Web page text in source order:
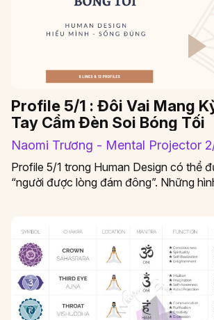
Profile 5/1 : Đôi Vai Mang
Tay Cầm Đèn Soi Bóng Tối
Naomi Trương - Mental Projector
Profile 5/1 trong Human Design có thể
“người được lòng đám đông”. Những